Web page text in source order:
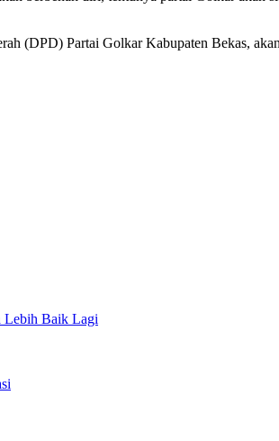
(DPD) Partai Golkar Kabupaten Bekas,
Lebih Baik Lagi